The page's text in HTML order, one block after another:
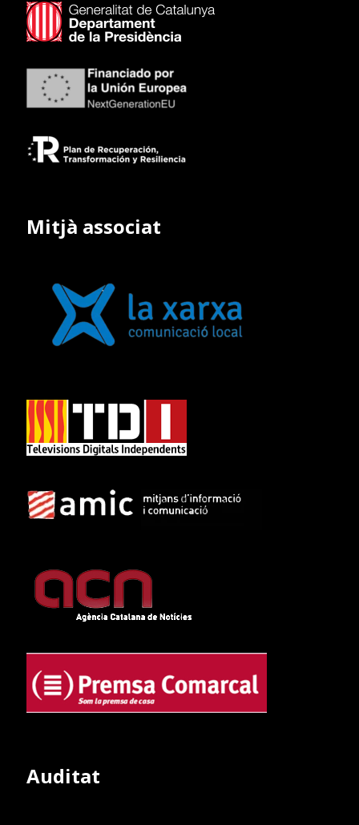
Mitjà associat
Auditat